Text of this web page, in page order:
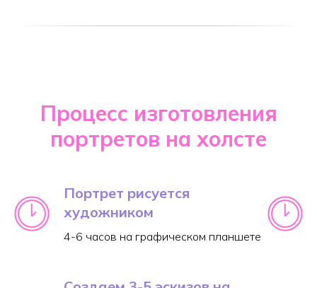
Процесс изготовления
портретов на холсте
Портрет рисуется
художником
4-6 часов на графическом планшете